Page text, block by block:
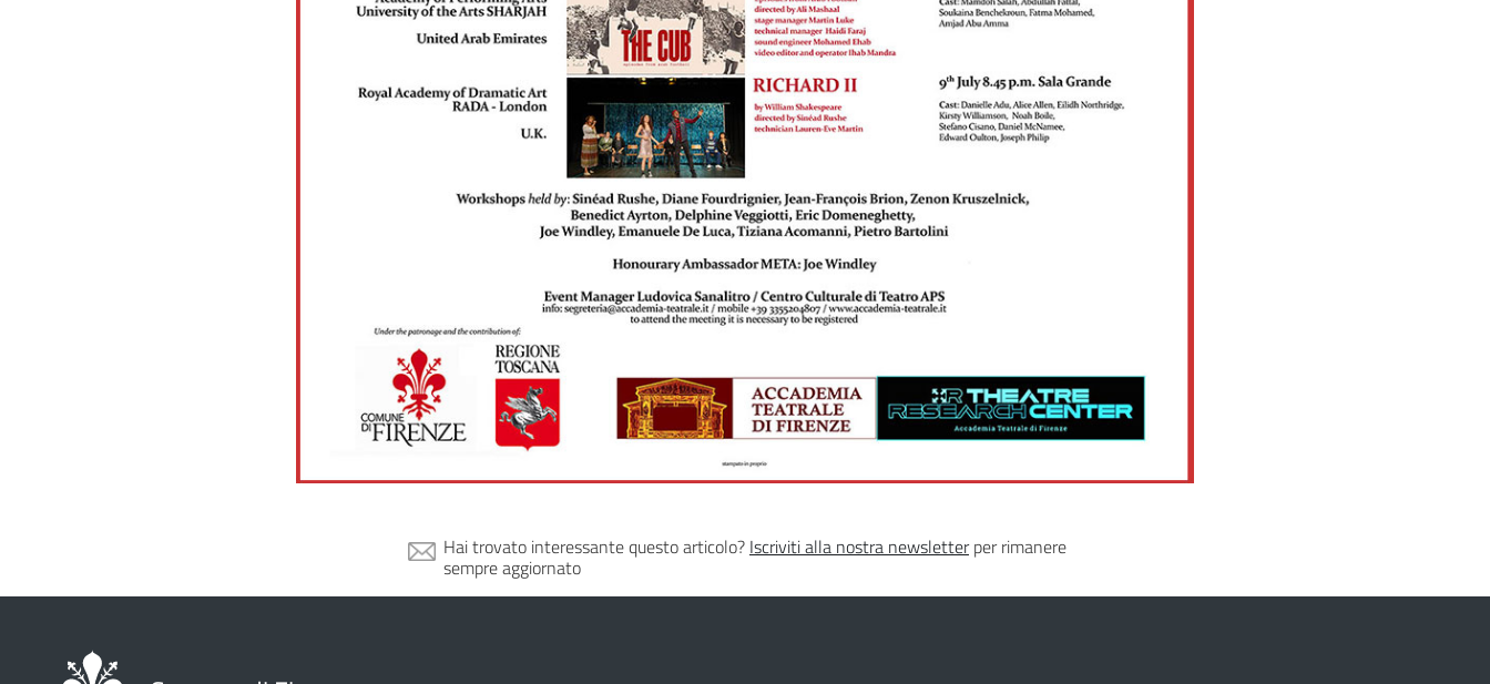
Hai trovato interessante questo articolo? Iscriviti alla nostra newsletterper rimanere
sempre aggiornato